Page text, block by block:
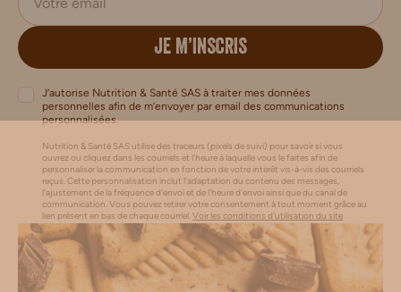
JE M’INSCRIS
J’autorise Nutrition & Santé SAS à traiter mes données
personnelles afin de m’envoyer par email des communications
personnalisées.
Nutrition & Santé SAS utilise des traceurs (pixels de suivi) pour savoir si vous
ouvrez ou cliquez dans les courriels et l’heure à laquelle vous le faites afin de
personnaliser la communication en fonction de votre intérêt vis-à-vis des courriels
reçus. Cette personnalisation inclut l’adaptation du contenu des messages,
l'ajustement de la fréquence d’envoi et de l’heure d’envoi ainsi que du canal de
communication. Vous pouvez retirer votre consentement à tout moment grâce au
lien présent en bas de chaque courriel.Voir les conditions d'utilisation du site